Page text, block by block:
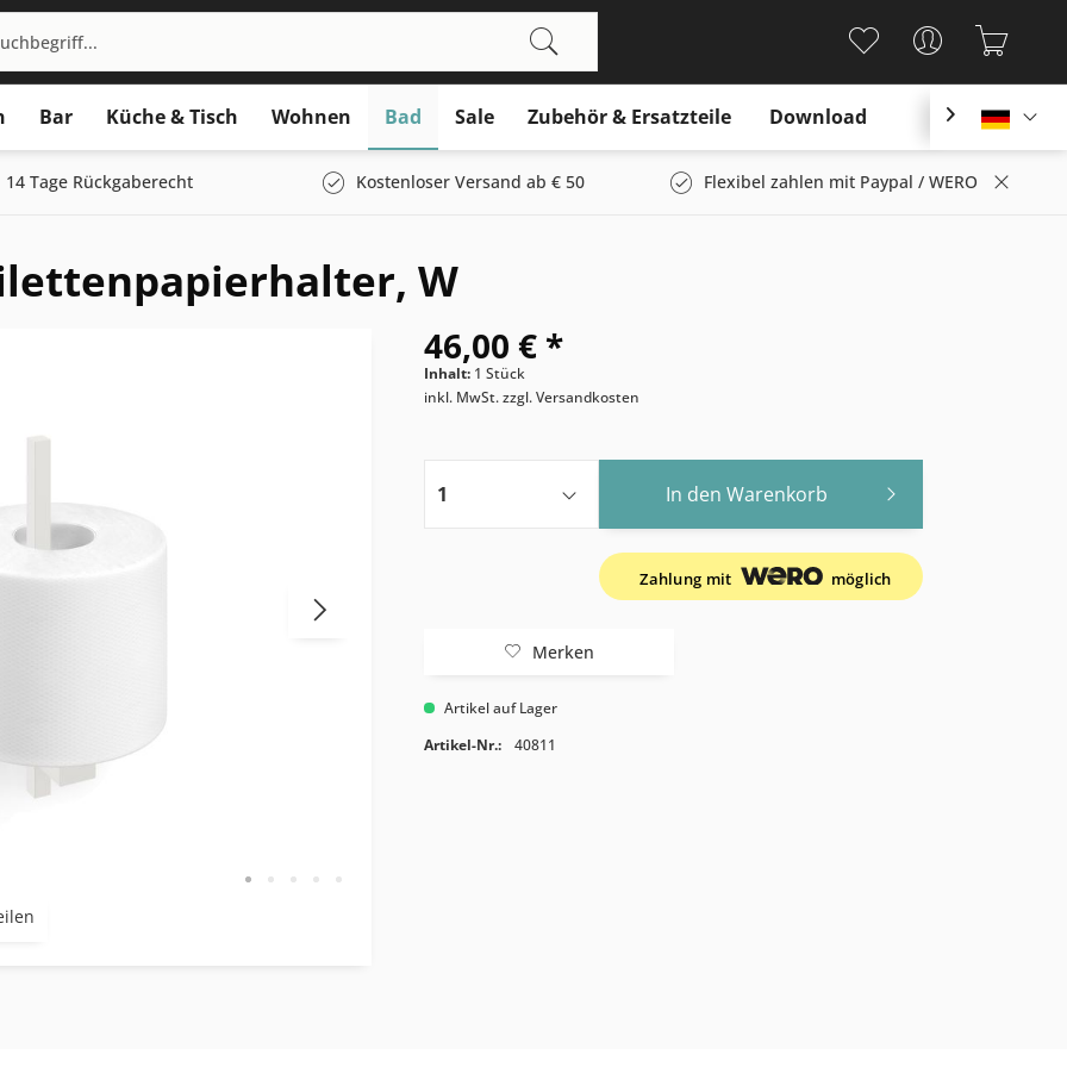
Bar Küche & Tisch Wohnen Bad Sale Zubehör & Ersatzteile Download 
14 Tage Rückgaberecht Kostenloser Versand ab € 50 Flexibel zahlen mit Paypal / WERO
W
46,00 € *
Inhalt: 1 Stück
inkl. MwSt.zzgl. Versandkosten
In den Warenkorb
Zahlung mit möglich
Merken
Artikel auf Lager
Artikel-Nr.:
40811